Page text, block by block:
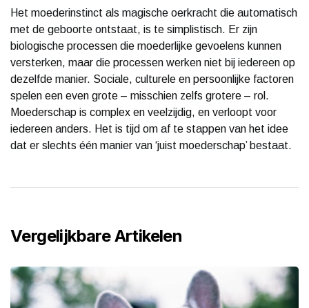
Het moederinstinct als magische oerkracht die automatisch
met de geboorte ontstaat, is te simplistisch. Er zijn
biologische processen die moederlijke gevoelens kunnen
versterken, maar die processen werken niet bij iedereen op
dezelfde manier. Sociale, culturele en persoonlijke factoren
spelen een even grote – misschien zelfs grotere – rol.
Moederschap is complex en veelzijdig, en verloopt voor
iedereen anders. Het is tijd om af te stappen van het idee
dat er slechts één manier van ‘juist moederschap’ bestaat.
Vergelijkbare Artikelen